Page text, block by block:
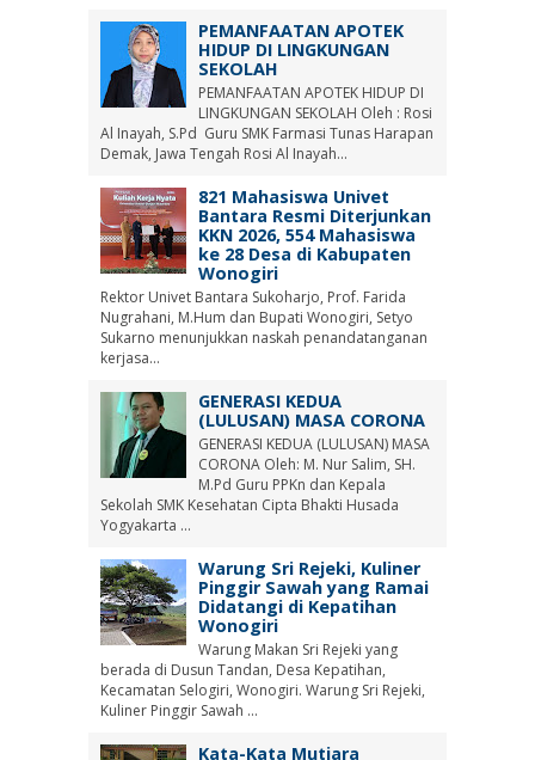
PEMANFAATAN APOTEK
HIDUP DI LINGKUNGAN
SEKOLAH
PEMANFAATAN APOTEK HIDUP DI
LINGKUNGAN SEKOLAH Oleh : Rosi
Al Inayah, S.Pd Guru SMK Farmasi Tunas Harapan
Demak, Jawa Tengah Rosi Al Inayah...
821 Mahasiswa Univet
Bantara Resmi Diterjunkan
KKN 2026, 554 Mahasiswa
ke 28 Desa di Kabupaten
Wonogiri
Rektor Univet Bantara Sukoharjo, Prof. Farida
Nugrahani, M.Hum dan Bupati Wonogiri, Setyo
Sukarno menunjukkan naskah penandatanganan
kerjasa...
GENERASI KEDUA
(LULUSAN) MASA CORONA
GENERASI KEDUA (LULUSAN) MASA
CORONA Oleh: M. Nur Salim, SH.
M.Pd Guru PPKn dan Kepala
Sekolah SMK Kesehatan Cipta Bhakti Husada
Yogyakarta ...
Warung Sri Rejeki, Kuliner
Pinggir Sawah yang Ramai
Didatangi di Kepatihan
Wonogiri
Warung Makan Sri Rejeki yang
berada di Dusun Tandan, Desa Kepatihan,
Kecamatan Selogiri, Wonogiri. Warung Sri Rejeki,
Kuliner Pinggir Sawah ...
Kata-Kata Mutiara